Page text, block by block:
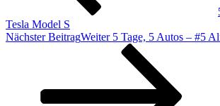
Tesla Model S
Nächster BeitragWeiter 5 Tage, 5 Autos – #5